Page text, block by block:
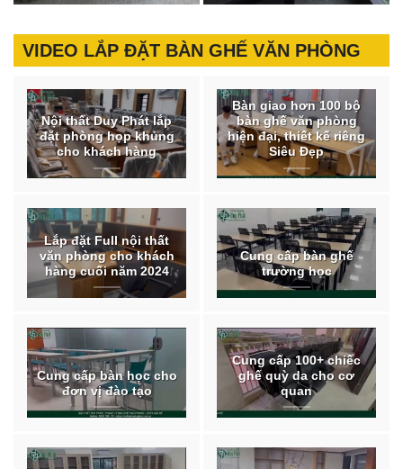
VIDEO LẮP ĐẶT BÀN GHẾ VĂN PHÒNG
Nội thất Duy Phát lắp
đặt phòng họp khủng
cho khách hàng
Bàn giao hơn 100 bộ
bàn ghế văn phòng
hiện đại, thiết kế riêng
Siêu Đẹp
Lắp đặt Full nội thất
văn phòng cho khách
hàng cuối năm 2024
Cung cấp bàn ghế
trường học
Cung cấp bàn học cho
đơn vị đào tạo
Cung cấp 100+ chiếc
ghế quỳ da cho cơ
quan